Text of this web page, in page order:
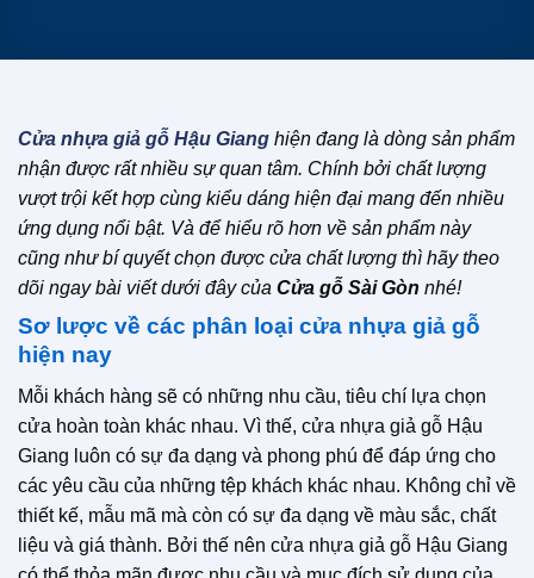
Cửa nhựa giả gỗ Hậu Giang hiện đang là dòng sản phẩm
nhận được rất nhiều sự quan tâm. Chính bởi chất lượng
vượt trội kết hợp cùng kiểu dáng hiện đại mang đến nhiều
ứng dụng nổi bật. Và để hiểu rõ hơn về sản phẩm này
cũng như bí quyết chọn được cửa chất lượng thì hãy theo
dõi ngay bài viết dưới đây của Cửa gỗ Sài Gòn nhé!
Sơ lược về các phân loại cửa nhựa giả gỗ
hiện nay
Mỗi khách hàng sẽ có những nhu cầu, tiêu chí lựa chọn
cửa hoàn toàn khác nhau. Vì thế, cửa nhựa giả gỗ Hậu
Giang luôn có sự đa dạng và phong phú để đáp ứng cho
các yêu cầu của những tệp khách khác nhau. Không chỉ về
thiết kế, mẫu mã mà còn có sự đa dạng về màu sắc, chất
liệu và giá thành. Bởi thế nên cửa nhựa giả gỗ Hậu Giang